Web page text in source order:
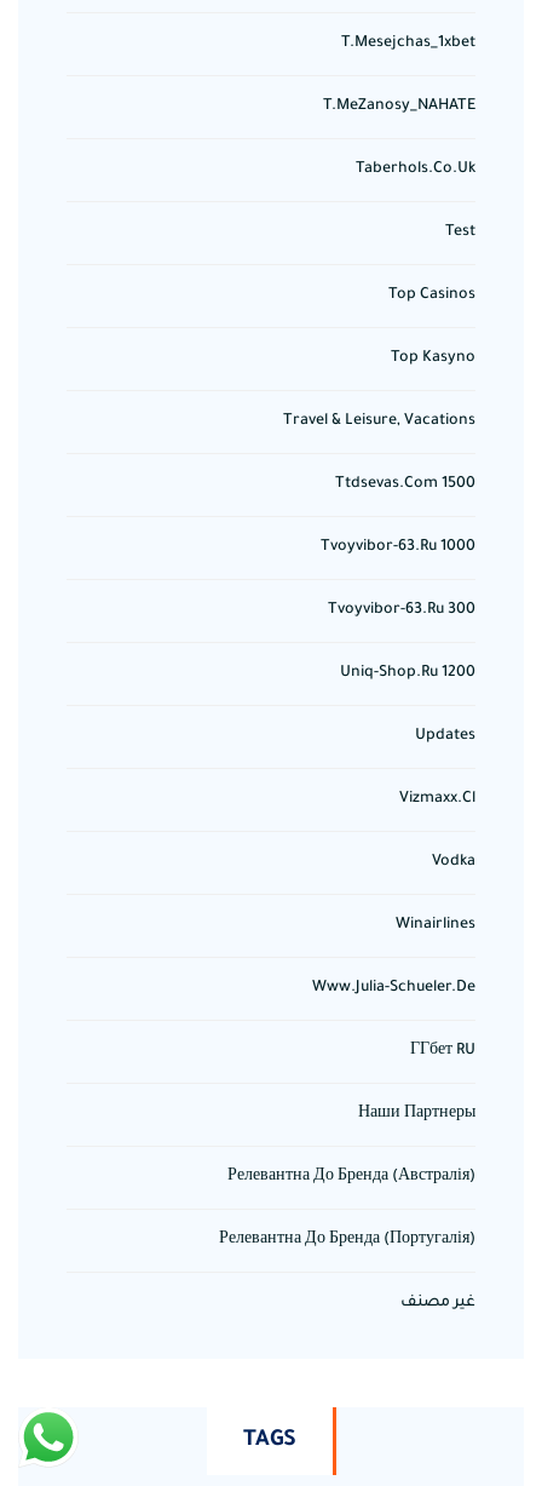
T.mesejchas_1xbet
T.meZanosy_NAHATE
Taberhols.co.uk
Test
Top Casinos
Top Kasyno
Travel & Leisure, Vacations
Ttdsevas.com 1500
Tvoyvibor-63.ru 1000
Tvoyvibor-63.ru 300
Uniq-Shop.ru 1200
Updates
Vizmaxx.cl
Vodka
Winairlines
Www.julia-Schueler.de
ГГбет RU
Наши Партнеры
Релевантна До Бренда (Австралія)
Релевантна До Бренда (Португалія)
غير مصنف
TAGS